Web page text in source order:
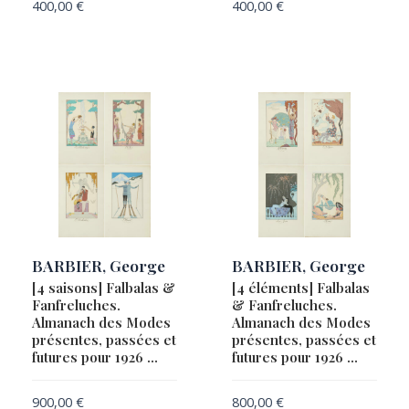
DUVILLERS, François
GOOS, Pieter
KIEFER, Anselm
KUBIN, Alfred
LIPSKY, Ján (Joannes)
LOBEL-RICHE, Alméry / GUILLEMOT, Maurice
MAGINI, Giovanni Antonio (1555-1617) / PTOLEMY
PTOLÉMÉE, Claude / TRECHSEL, Melchoir & Gaspard
400,00 € 400,00 €
BARBIER, George
[4 saisons] Falbalas &
Fanfreluches.
Almanach des Modes
présentes, passées et
futures pour 1926 …
900,00 €
BARBIER, George
[4 éléments] Falbalas
& Fanfreluches.
Almanach des Modes
présentes, passées et
futures pour 1926 …
800,00 €